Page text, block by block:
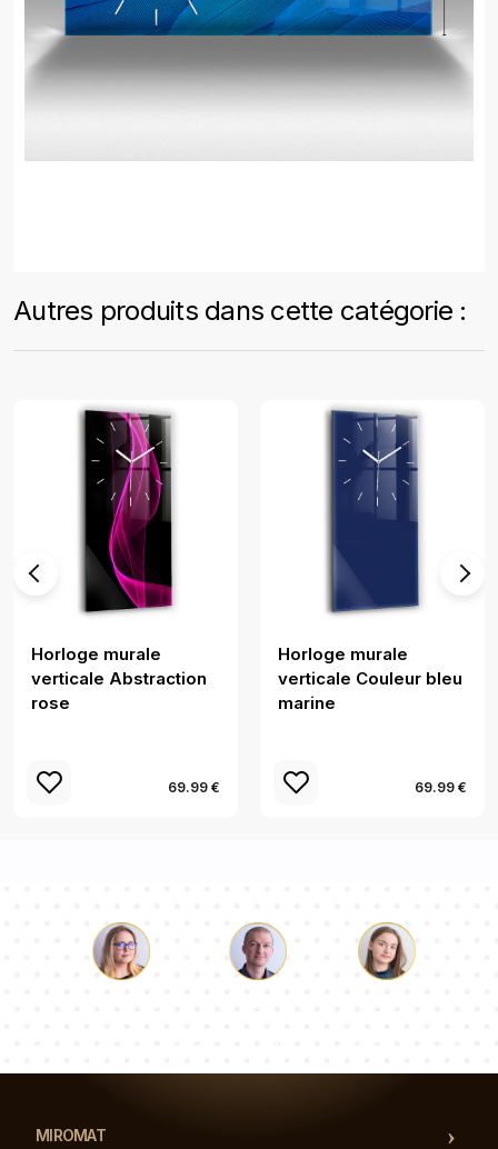
Autres produits dans cette catégorie :
Horloge murale
verticale Abstraction
rose
69.99 €
Horloge murale
verticale Couleur bleu
marine
69.99 €
MIROMAT